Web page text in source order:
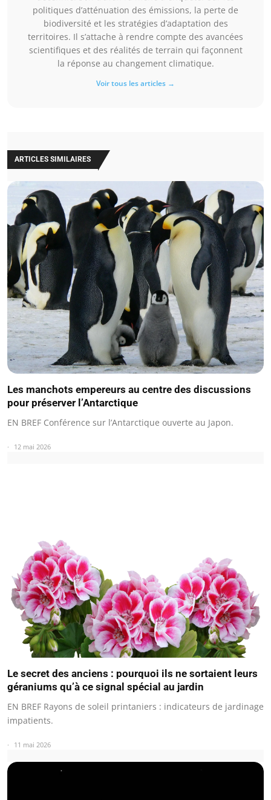
politiques d’atténuation des émissions, la perte de
biodiversité et les stratégies d’adaptation des
territoires. Il s’attache à rendre compte des avancées
scientifiques et des réalités de terrain qui façonnent
la réponse au changement climatique.
Voir tous les articles →
ARTICLES SIMILAIRES
Les manchots empereurs au centre des discussions
pour préserver l’Antarctique
EN BREF Conférence sur l’Antarctique ouverte au Japon.
12 mai 2026
Le secret des anciens : pourquoi ils ne sortaient leurs
géraniums qu’à ce signal spécial au jardin
EN BREF Rayons de soleil printaniers : indicateurs de jardinage
impatients.
11 mai 2026